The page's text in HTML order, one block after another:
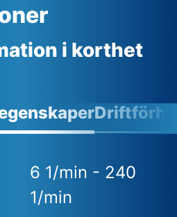
i korthet
6 1/min - 240
1/min